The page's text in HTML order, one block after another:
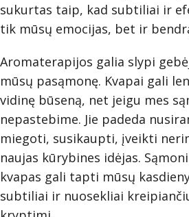
sukurtas taip, kad subtiliai ir
tik mūsų emocijas, bet ir
Aromaterapijos galia slypi
mūsų pasąmonę. Kvapai gali
vidinę būseną, net jeigu mes
nepastebime. Jie padeda
miegoti, susikaupti, įveikti
naujas kūrybines idėjas.
kvapas gali tapti mūsų
subtiliai ir nuosekliai